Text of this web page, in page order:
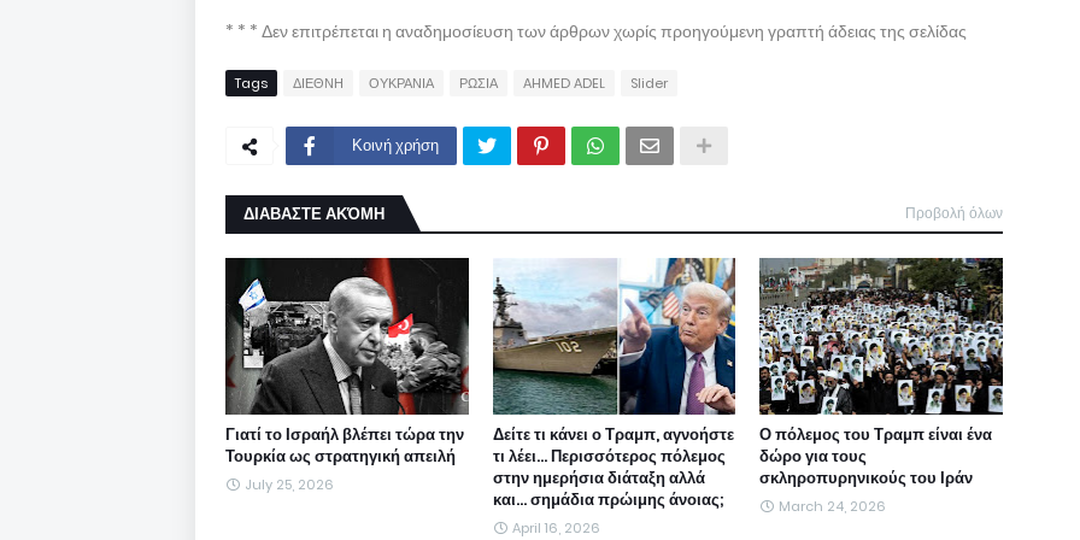
* * * Δεν επιτρέπεται η αναδημοσίευση των άρθρων χωρίς προηγούμενη γραπτή άδειας της σελίδας
Tags ΔΙΕΘΝΗ ΟΥΚΡΑΝΙΑ ΡΩΣΙΑ AHMED ADEL Slider
Κοινή χρήση
ΔΙΑΒΑΣΤΕ ΑΚΌΜΗ Προβολή όλων
Γιατί το Ισραήλ βλέπει τώρα την
Τουρκία ως στρατηγική απειλή
July 25, 2026
Δείτε τι κάνει ο Τραμπ, αγνοήστε
τι λέει... Περισσότερος πόλεμος
στην ημερήσια διάταξη αλλά
και... σημάδια πρώιμης άνοιας;
April 16, 2026
Ο πόλεμος του Τραμπ είναι ένα
δώρο για τους
σκληροπυρηνικούς του Ιράν
March 24, 2026